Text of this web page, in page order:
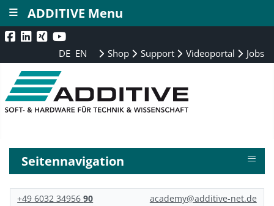
DE EN Shop Support Videoportal Jobs
Seitennavigation ≡
+49 6032 3495690 academy@additive-net.de
ADDITIVE Menu
≡